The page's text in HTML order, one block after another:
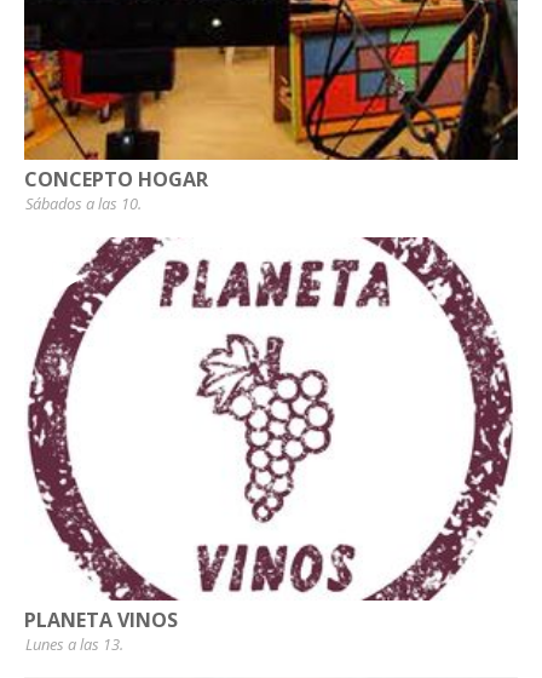
CONCEPTO HOGAR
Sábados a las 10.
PLANETA VINOS
Lunes a las 13.